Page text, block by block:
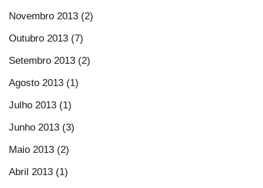
Novembro 2013 (2)
Outubro 2013 (7)
Setembro 2013 (2)
Agosto 2013 (1)
Julho 2013 (1)
Junho 2013 (3)
Maio 2013 (2)
Abril 2013 (1)